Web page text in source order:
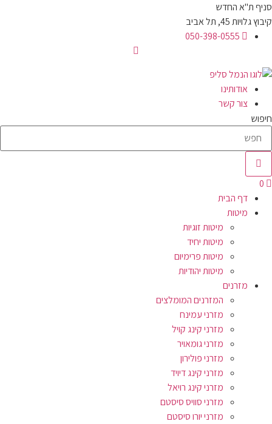
דלג
לתוכן
סניף ת"א החדש
קיבוץ גלויות 45, תל אביב
050-398-0555
אודותינו
צור קשר
חיפוש
0
דף הבית
מיטות
מיטות זוגיות
מיטות יחיד
מיטות פרימיום
מיטות יהודיות
מזרנים
המזרנים המומלצים
מזרני עמינח
מזרני קינג קויל
מזרני גומאויר
מזרני פולירון
מזרני קינג דיויד
מזרני קינג רויאל
מזרני סוויס סיסטם
מזרני יורו סיסטם